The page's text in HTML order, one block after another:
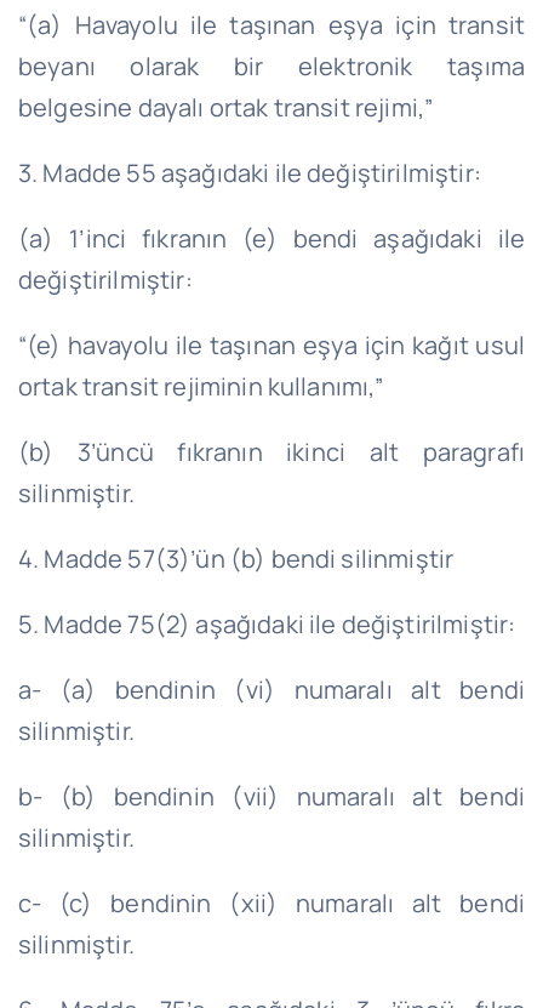
“(a) Havayolu ile taşınan eşya için transit
beyanı olarak bir elektronik taşıma
belgesine dayalı ortak transit rejimi,”
3. Madde 55 aşağıdaki ile değiştirilmiştir:
(a) 1’inci fıkranın (e) bendi aşağıdaki ile
değiştirilmiştir:
“(e) havayolu ile taşınan eşya için kağıt usul
ortak transit rejiminin kullanımı,”
(b) 3’üncü fıkranın ikinci alt paragrafı
silinmiştir.
4. Madde 57(3)’ün (b) bendi silinmiştir
5. Madde 75(2) aşağıdaki ile değiştirilmiştir:
a- (a) bendinin (vi) numaralı alt bendi
silinmiştir.
b- (b) bendinin (vii) numaralı alt bendi
silinmiştir.
c- (c) bendinin (xii) numaralı alt bendi
silinmiştir.